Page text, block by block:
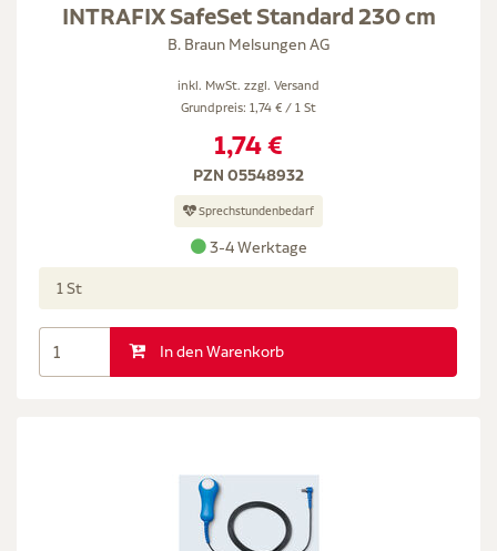
INTRAFIX SafeSet Standard 230 cm
B. Braun Melsungen AG
inkl. MwSt. zzgl. Versand
Grundpreis: 1,74 € / 1 St
1,74 €
PZN 05548932
Sprechstundenbedarf
3-4 Werktage
1 St
In den Warenkorb